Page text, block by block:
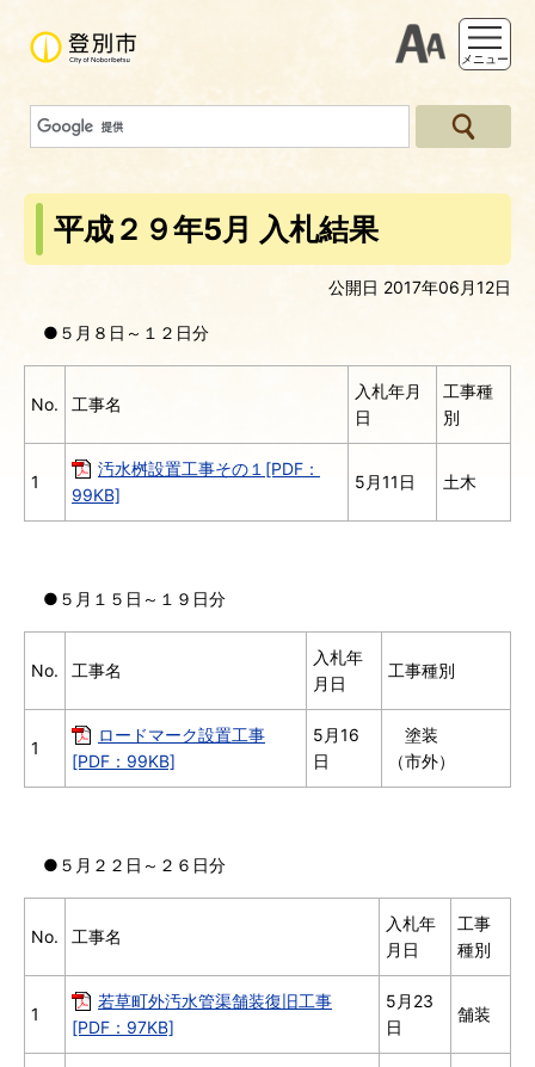
支援ツー
メニュー
平成２９年5月 入札結果
公開日 2017年06月12日
●５月８日～１２日分
No. 工事名
入札年月
日
工事種
別
1
汚水桝設置工事その１[PDF：
99KB]
5月11日 土木
●５月１５日～１９日分
No. 工事名
入札年
月日
工事種別
1
ロードマーク設置工事
[PDF：99KB]
5月16
日
塗装
（市外）
●５月２２日～２６日分
No. 工事名
入札年
月日
工事
種別
1
若草町外汚水管渠舗装復旧工事
[PDF：97KB]
5月23
日
舗装